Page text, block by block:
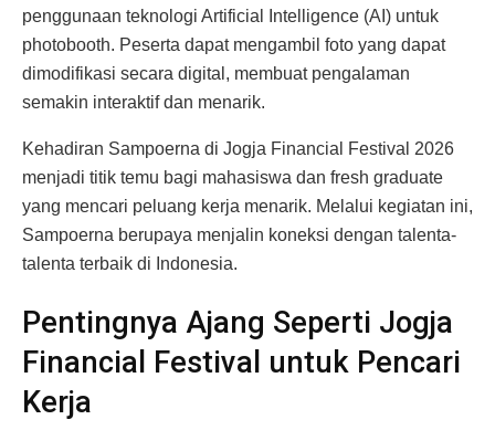
penggunaan teknologi Artificial Intelligence (AI) untuk
photobooth. Peserta dapat mengambil foto yang dapat
dimodifikasi secara digital, membuat pengalaman
semakin interaktif dan menarik.
Kehadiran Sampoerna di Jogja Financial Festival 2026
menjadi titik temu bagi mahasiswa dan fresh graduate
yang mencari peluang kerja menarik. Melalui kegiatan ini,
Sampoerna berupaya menjalin koneksi dengan talenta-
talenta terbaik di Indonesia.
Pentingnya Ajang Seperti Jogja
Financial Festival untuk Pencari
Kerja